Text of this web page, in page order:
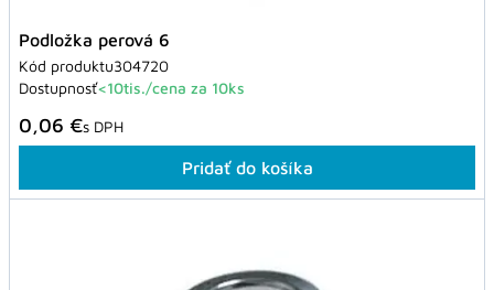
Podložka perová 6
Kód produktu304720
Dostupnosť<10tis./cena za 10ks
0,06 €s DPH
Pridať do košíka